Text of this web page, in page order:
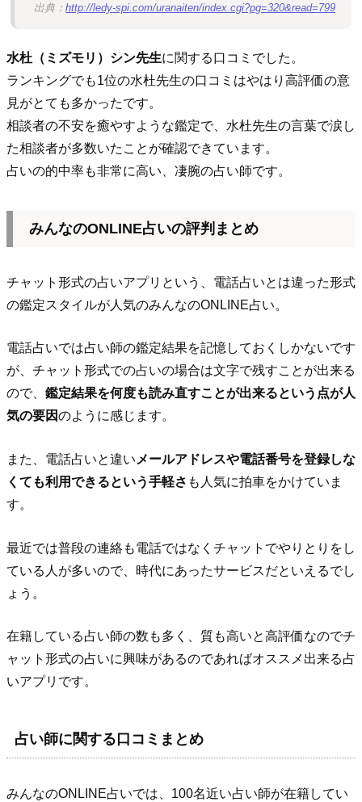
出典： http://ledy-spi.com/uranaiten/index.cgi?pg=320&read=799
水杜（ミズモリ）シン先生に関する口コミでした。
ランキングでも1位の水杜先生の口コミはやはり高評価の意
見がとても多かったです。
相談者の不安を癒やすような鑑定で、水杜先生の言葉で涙し
た相談者が多数いたことが確認できています。
占いの的中率も非常に高い、凄腕の占い師です。
みんなのONLINE占いの評判まとめ
チャット形式の占いアプリという、電話占いとは違った形式
の鑑定スタイルが人気のみんなのONLINE占い。
電話占いでは占い師の鑑定結果を記憶しておくしかないです
が、チャット形式での占いの場合は文字で残すことが出来る
ので、 鑑定結果を何度も読み直すことが出来るという点が人
気の要因のように感じます。
また、電話占いと違い メールアドレスや電話番号を登録しな
くても利用できるという手軽さ も人気に拍車をかけていま
す。
最近では普段の連絡も電話ではなくチャットでやりとりをし
ている人が多いので、時代にあったサービスだといえるでし
ょう。
在籍している占い師の数も多く、質も高いと高評価なのでチ
ャット形式の占いに興味があるのであればオススメ出来る占
いアプリです。
占い師に関する口コミまとめ
みんなのONLINE占いでは、100名近い占い師が在籍してい